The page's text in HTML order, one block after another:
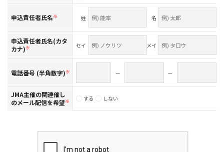
申込責任者氏名※ 姓 名
申込責任者氏名(カタ
カナ)※ セイ メイ
電話番号 (半角数字)※ — —
JMA主催の関連催し
のメール配信を希望※ する しない